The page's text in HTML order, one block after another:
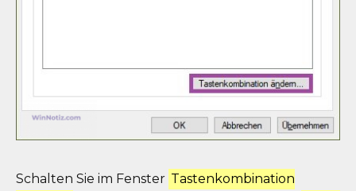
Schalten Sie im Fenster Tastenkombination